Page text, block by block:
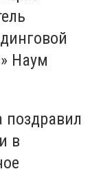
Наум
поздравил
в